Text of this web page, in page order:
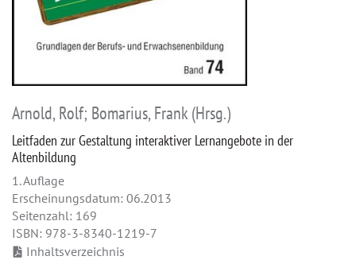
Arnold, Rolf; Bomarius, Frank (Hrsg.)
Leitfaden zur Gestaltung interaktiver Lernangebote in der
Altenbildung
1. Auflage
Erscheinungsdatum: 06.2013
Seitenzahl: 169
ISBN: 978-3-8340-1219-7
Inhaltsverzeichnis